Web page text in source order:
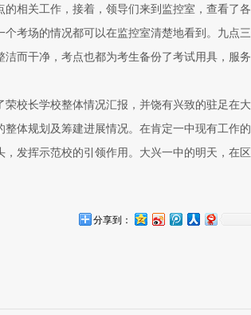
相关工作，接着，领导们来到监控室，查看了各
考场的情况都可以在监控室清楚地看到。九点三
而干净，考点也都为考生备份了考试用具，服务
校长学校整体情况汇报，并饶有兴致的驻足在大
体规划及筹建进展情况。在肯定一中现有工作的
发挥示范校的引领作用。大兴一中的明天，在区
分享到：